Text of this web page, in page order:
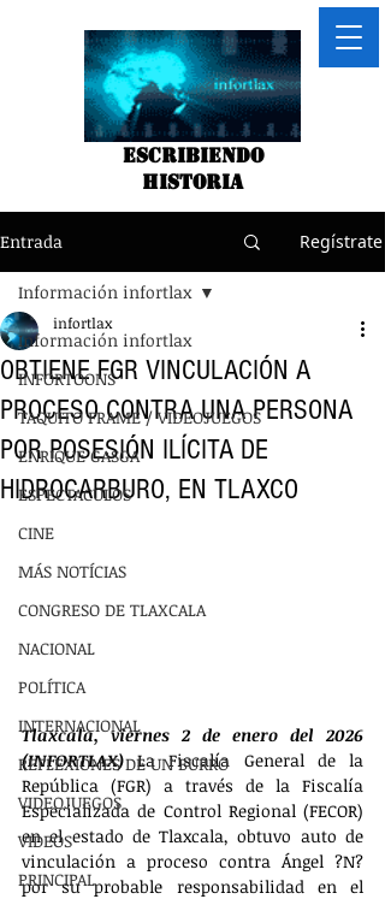
Escribiendo
historia
Entrada Regístrate
Información infortlax
INFORTOONS
TAQUITO FRAME / VIDEOJUEGOS
ENRIQUE GASGA
ESPECTACULOS
CINE
MÁS NOTÍCIAS
CONGRESO DE TLAXCALA
NACIONAL
POLÍTICA
INTERNACIONAL
REFLEXIONES DE UN BURRO
VIDEOJUEGOS
VIDEOS
PRINCIPAL
Información infortlax
OBTIENE FGR VINCULACIÓN A
PROCESO CONTRA UNA PERSONA
POR POSESIÓN ILÍCITA DE
HIDROCARBURO, EN TLAXCO
infortlax
Tlaxcala, viernes 2 de enero del 2026
(INFORTLAX) La Fiscalía General de la
República (FGR) a través de la Fiscalía
Especializada de Control Regional (FECOR)
en el estado de Tlaxcala, obtuvo auto de
vinculación a proceso contra Ángel ?N?
por su probable responsabilidad en el